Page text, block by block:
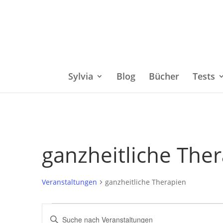
Sylvia Blog Bücher Tests
ganzheitliche
Veranstaltungen ganzheitliche Therapien
Veranstaltungen
Bitte